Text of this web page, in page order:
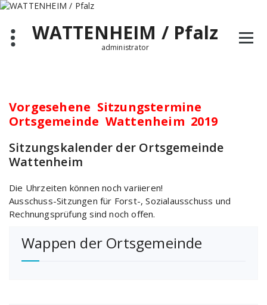
Zum
springenWATTENHEIM / Pfalz
administrator
Vorgesehene Sitzungstermine
Ortsgemeinde Wattenheim 2019
Sitzungskalender der Ortsgemeinde
Wattenheim
Die Uhrzeiten können noch variieren!
Ausschuss-Sitzungen für Forst-, Sozialausschuss und
Rechnungsprüfung sind noch offen.
Wappen der Ortsgemeinde